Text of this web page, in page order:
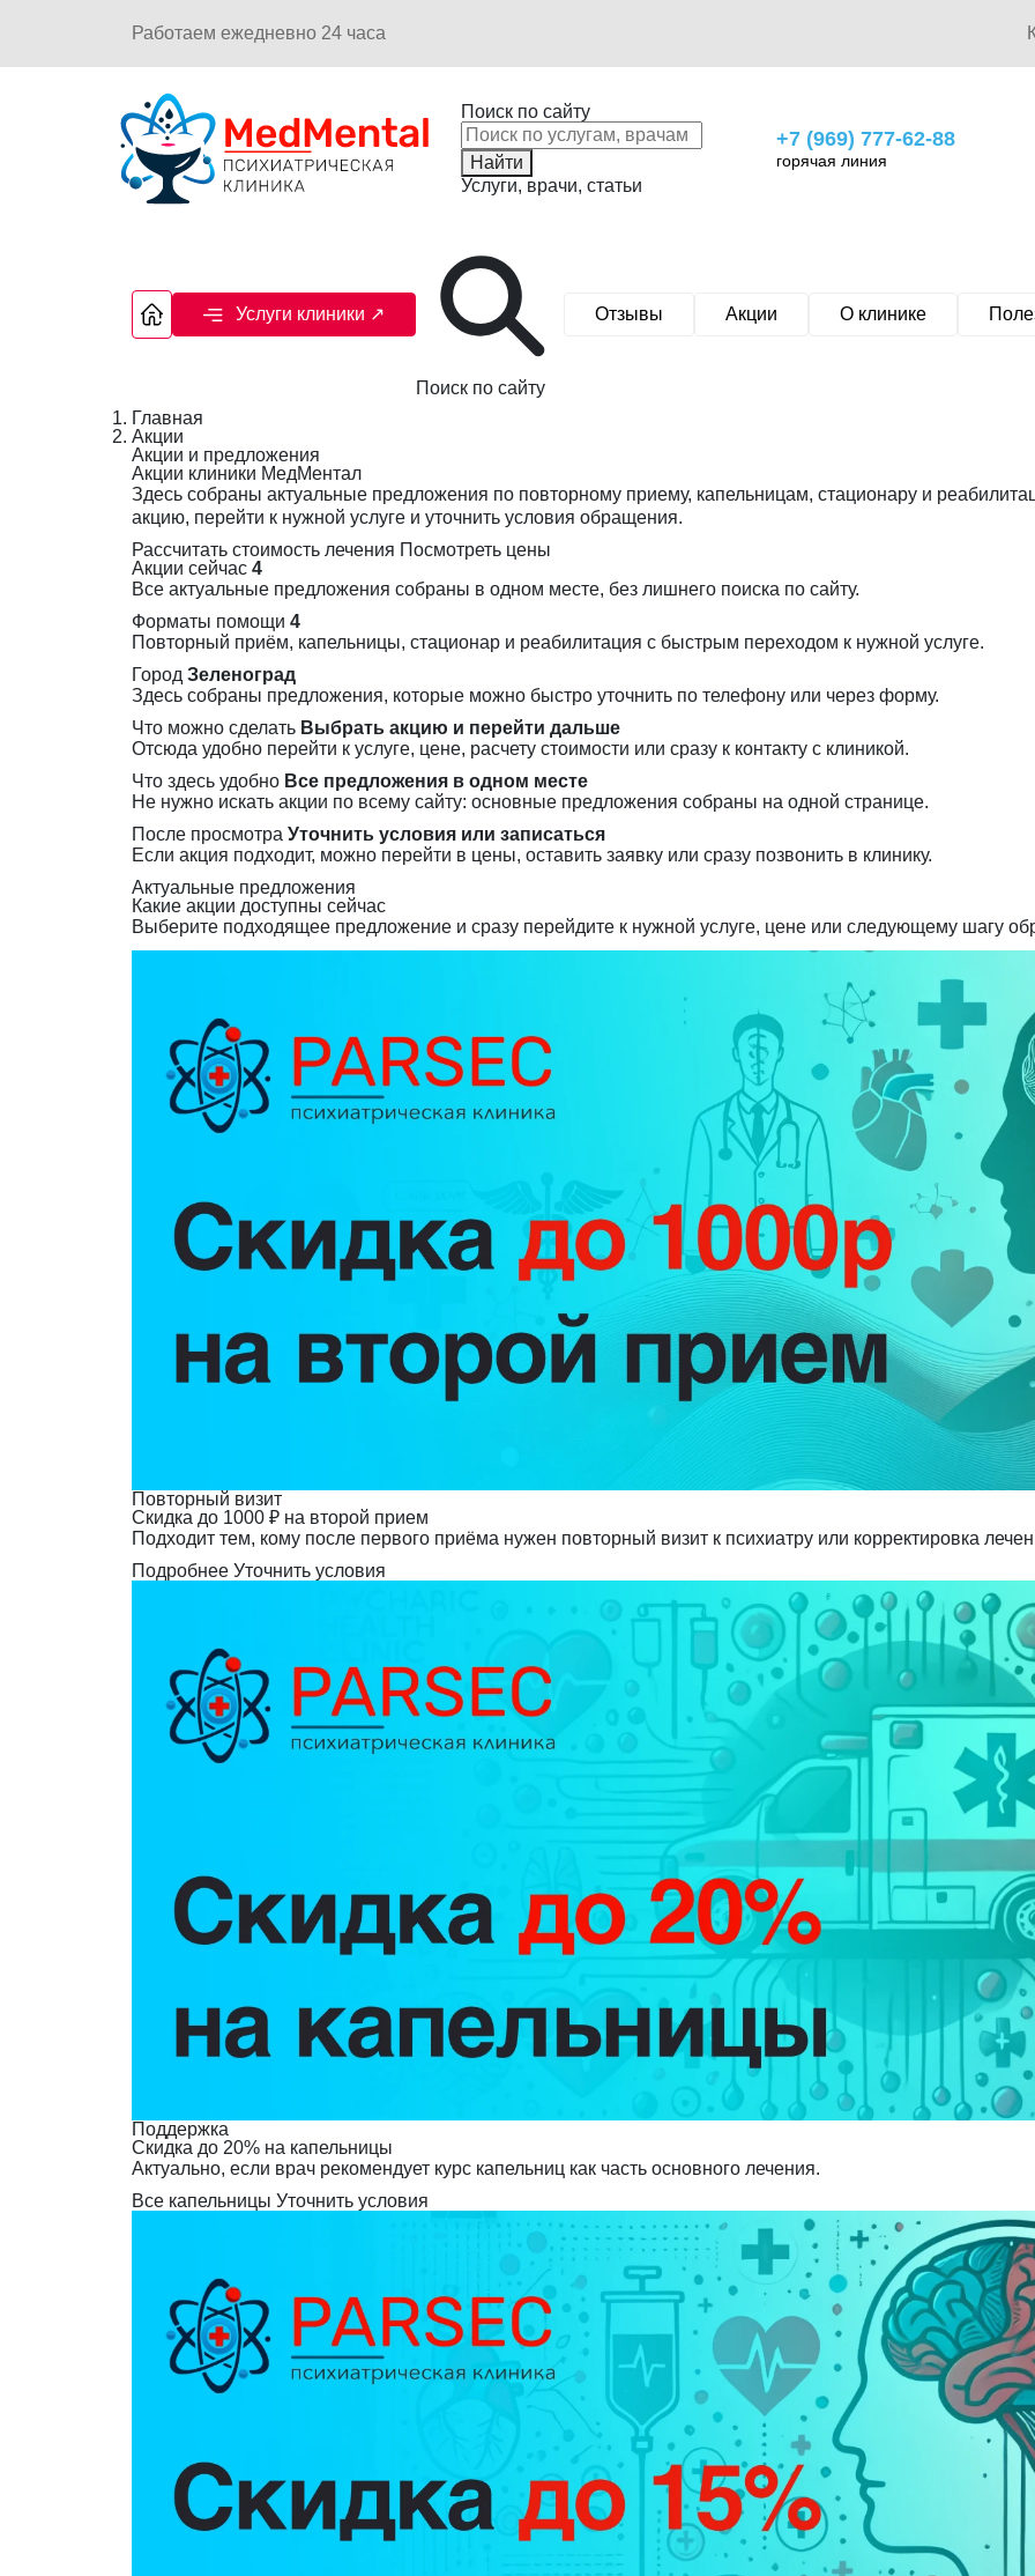
Работаем ежедневно 24 часа
Поиск по сайту
Найти
Услуги, врачи, статьи
+7 (969) 777-62-88
горячая линия
Услуги клиники ↗
Поиск по сайту
Отзывы Акции О клинике
Главная
Акции
Акции и предложения
Акции клиники МедМентал
Здесь собраны актуальные предложения по повторному приему, капельницам, стационару и
акцию, перейти к нужной услуге и уточнить условия обращения.
Рассчитать стоимость лечения Посмотреть цены
Акции сейчас 4
Все актуальные предложения собраны в одном месте, без лишнего поиска по сайту.
Форматы помощи 4
Повторный приём, капельницы, стационар и реабилитация с быстрым переходом к нужной услуге.
Город Зеленоград
Здесь собраны предложения, которые можно быстро уточнить по телефону или через форму.
Что можно сделать Выбрать акцию и перейти дальше
Отсюда удобно перейти к услуге, цене, расчету стоимости или сразу к контакту с клиникой.
Что здесь удобно Все предложения в одном месте
Не нужно искать акции по всему сайту: основные предложения собраны на одной странице.
После просмотра Уточнить условия или записаться
Если акция подходит, можно перейти в цены, оставить заявку или сразу позвонить в клинику.
Актуальные предложения
Какие акции доступны сейчас
Выберите подходящее предложение и сразу перейдите к нужной услуге, цене или следующему шагу
Повторный визит
Скидка до 1000 ₽ на второй прием
Подходит тем, кому после первого приёма нужен повторный визит к психиатру или корректировка
Подробнее Уточнить условия
Поддержка
Скидка до 20% на капельницы
Актуально, если врач рекомендует курс капельниц как часть основного лечения.
Все капельницы Уточнить условия